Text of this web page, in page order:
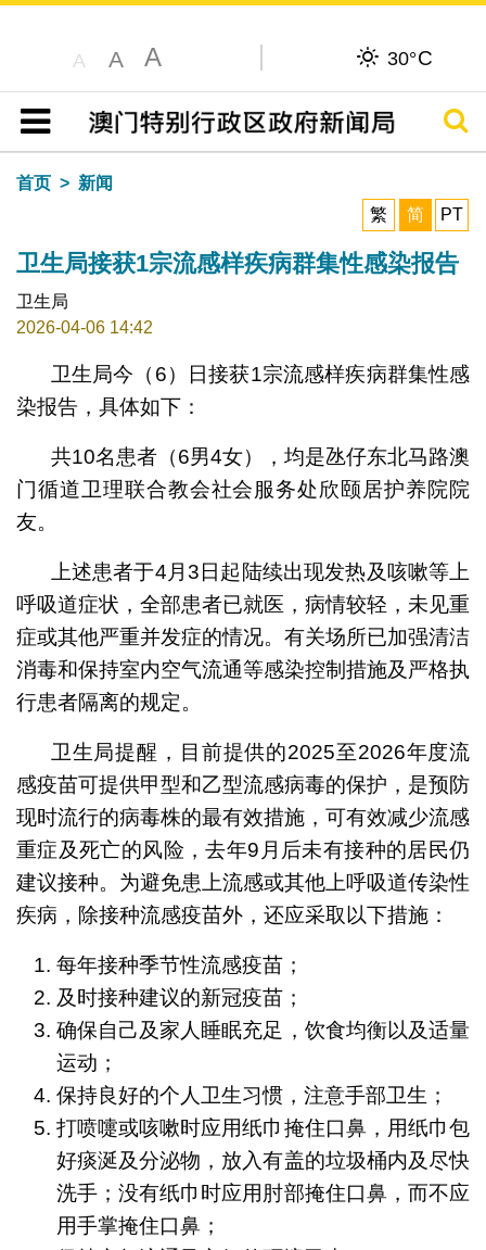
A A A 30°C
目录
搜寻
首页
新闻
繁
简 PT
卫生局接获1宗流感样疾病群集性感染报告
卫生局
2026-04-06 14:42
卫生局今（6）日接获1宗流感样疾病群集性感
染报告，具体如下：
共10名患者（6男4女），均是氹仔东北马路澳
门循道卫理联合教会社会服务处欣颐居护养院院
友。
上述患者于4月3日起陆续出现发热及咳嗽等上
呼吸道症状，全部患者已就医，病情较轻，未见重
症或其他严重并发症的情况。有关场所已加强清洁
消毒和保持室内空气流通等感染控制措施及严格执
行患者隔离的规定。
卫生局提醒，目前提供的2025至2026年度流
感疫苗可提供甲型和乙型流感病毒的保护，是预防
现时流行的病毒株的最有效措施，可有效减少流感
重症及死亡的风险，去年9月后未有接种的居民仍
建议接种。为避免患上流感或其他上呼吸道传染性
疾病，除接种流感疫苗外，还应采取以下措施：
每年接种季节性流感疫苗；
及时接种建议的新冠疫苗；
确保自己及家人睡眠充足，饮食均衡以及适量
运动；
保持良好的个人卫生习惯，注意手部卫生；
打喷嚏或咳嗽时应用纸巾掩住口鼻，用纸巾包
好痰涎及分泌物，放入有盖的垃圾桶内及尽快
洗手；没有纸巾时应用肘部掩住口鼻，而不应
用手掌掩住口鼻；